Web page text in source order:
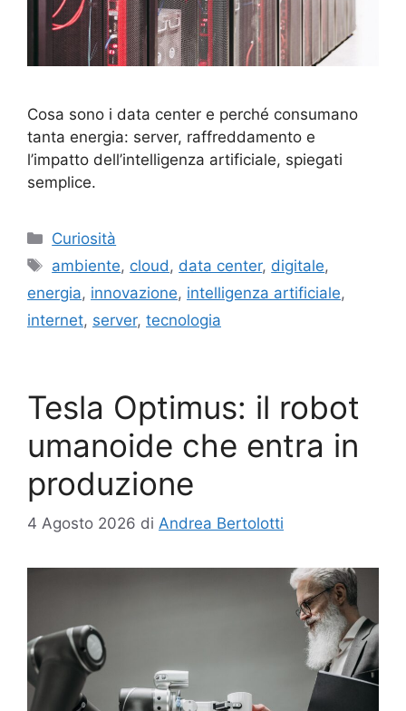
Cosa sono i data center e perché consumano
tanta energia: server, raffreddamento e
l’impatto dell’intelligenza artificiale, spiegati
semplice.
Categorie
Curiosità
Tag
ambiente, cloud , data center, digitale,
energia, innovazione, intelligenza artificiale,
internet, server, tecnologia
Tesla Optimus: il robot
umanoide che entra in
produzione
4 Agosto 2026 di Andrea Bertolotti